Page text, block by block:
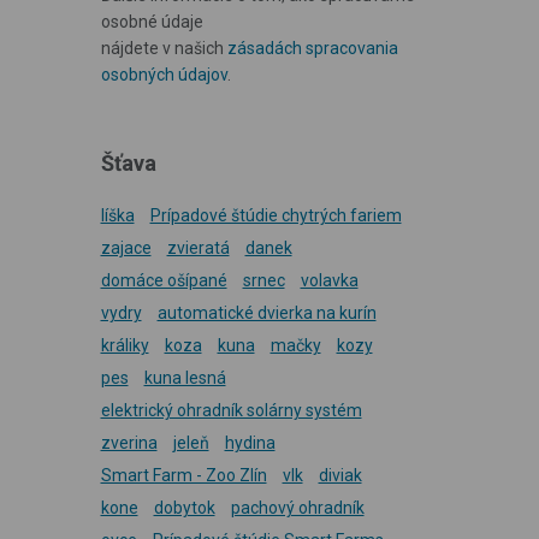
osobné údaje
nájdete v našich zásadách spracovania
osobných údajov.
Šťava
líška
Prípadové štúdie chytrých fariem
zajace
zvieratá
danek
domáce ošípané
srnec
volavka
vydry
automatické dvierka na kurín
králiky
koza kuna mačky
kozy
pes
kuna lesná
elektrický ohradník solárny systém
zverina
jeleň
hydina
Smart Farm - Zoo Zlín
vlk
diviak
kone
dobytok
pachový ohradník